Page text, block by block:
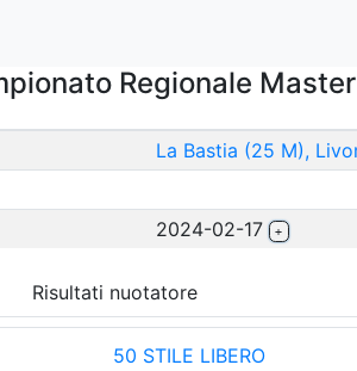
Regionale
La Bastia (25 M),
2024-02-17
Risultati nuotatore
50 STILE LIBERO